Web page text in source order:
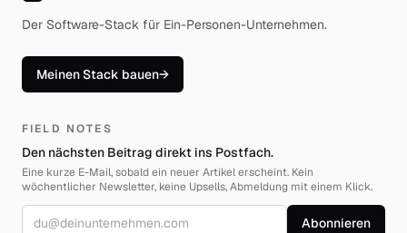
Der Software-Stack für Ein-Personen-Unternehmen.
Meinen Stack bauen→
FIELD NOTES
Den nächsten Beitrag direkt ins Postfach.
Eine kurze E-Mail, sobald ein neuer Artikel erscheint. Kein
wöchentlicher Newsletter, keine Upsells, Abmeldung mit einem Klick.
E-Mail-Adresse Abonnieren